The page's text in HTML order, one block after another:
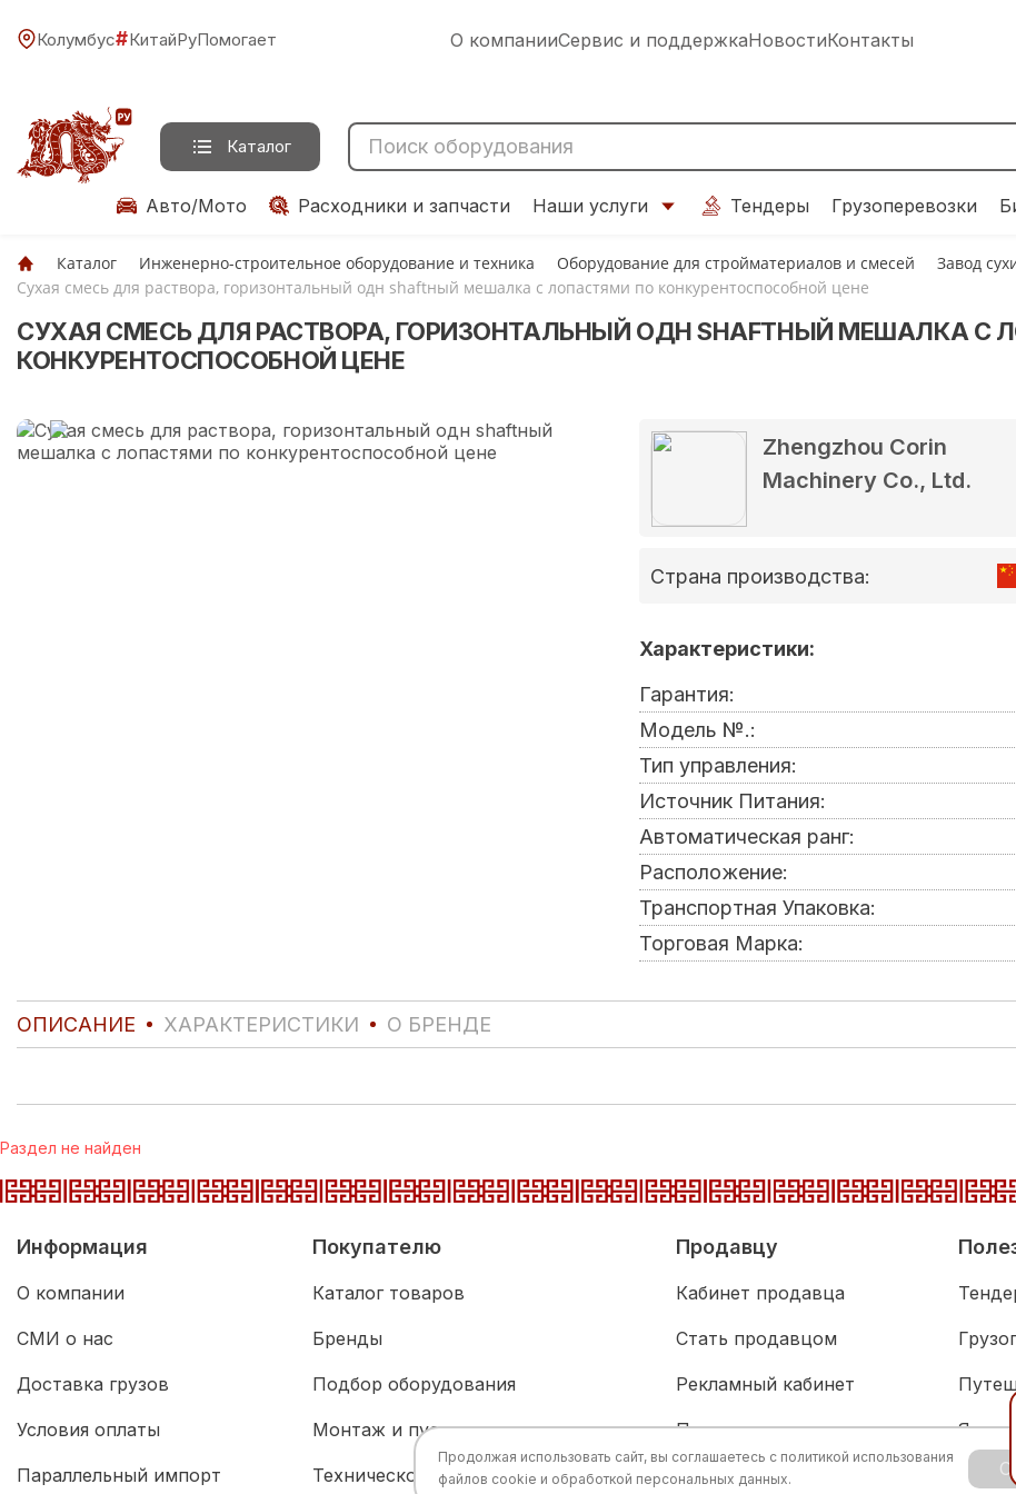
Колумбус#КитайРуПомогает О компанииСервис и поддержкаНовостиКонтакты
Каталог
Авто/Мото Расходники и запчасти Наши услуги Тендеры Грузоперевозки
Каталог Инженерно-строительное оборудование и техника Оборудование для стройматериалов и смесей
Завод
Сухая смесь для раствора, горизонтальный одн shaftный мешалка с лопастями по конкурентоспособной цене
СУХАЯ СМЕСЬ ДЛЯ РАСТВОРА, ГОРИЗОНТАЛЬНЫЙ ОДН SHAFTНЫЙ МЕШАЛКА С
КОНКУРЕНТОСПОСОБНОЙ ЦЕНЕ
Zhengzhou Corin
Machinery Co., Ltd.
Страна производства:
Характеристики:
Гарантия:
Модель №.:
Тип управления:
Источник Питания:
Автоматическая ранг:
Расположение:
Транспортная Упаковка:
Торговая Марка:
ОПИСАНИЕ ХАРАКТЕРИСТИКИ О БРЕНДЕ
Раздел не найден
Информация
О компании
СМИ о нас
Доставка грузов
Условия оплаты
Параллельный импорт
Покупателю
Каталог товаров
Бренды
Подбор оборудования
Монтаж и пусконаладка
Техническое обслуживание
Продавцу
Кабинет продавца
Стать продавцом
Рекламный кабинет
Партнерам
Продолжая использовать сайт, вы соглашаетесь с политикой использования
файлов cookie и обработкой персональных данных.
OK